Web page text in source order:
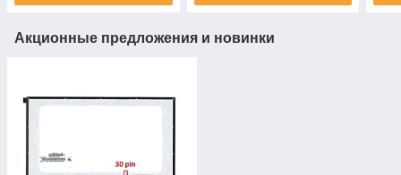
Акционные предложения и новинки